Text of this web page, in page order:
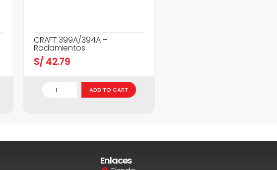
CRAFT 399A/394A –
Rodamientos
S/ 42.79
ADD TO CART
Enlaces